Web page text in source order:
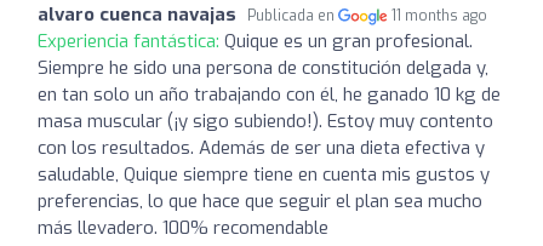
alvaro cuenca navajas Publicada en 11 months ago
Experiencia fantástica: Quique es un gran profesional.
Siempre he sido una persona de constitución delgada y,
en tan solo un año trabajando con él, he ganado 10 kg de
masa muscular (¡y sigo subiendo!). Estoy muy contento
con los resultados. Además de ser una dieta efectiva y
saludable, Quique siempre tiene en cuenta mis gustos y
preferencias, lo que hace que seguir el plan sea mucho
más llevadero. 100% recomendable